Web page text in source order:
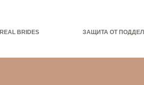
REAL BRIDES ЗАЩИТА ОТ